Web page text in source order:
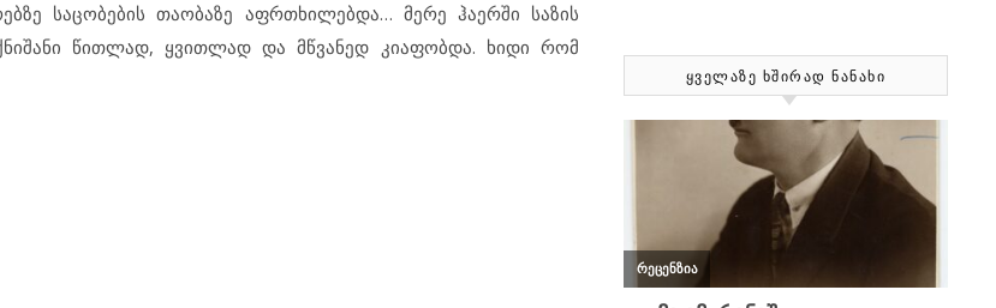
საცობების თაობაზე აფრთხილებდა… მერე ჰაერში საზის
წითლად, ყვითლად და მწვანედ კიაფობდა. ხიდი რომ
ᲧᲕᲔᲚᲐᲖᲔ ᲮᲨᲘᲠᲐᲓ ᲜᲐᲜᲐᲮᲘ